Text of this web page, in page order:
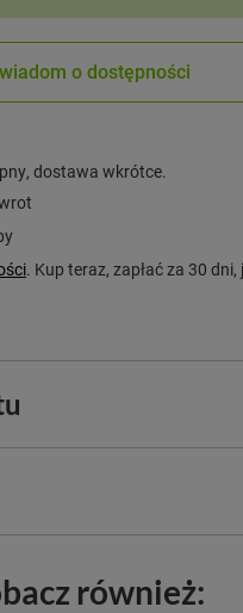
o dostępności
dostawa wkrótce
. Kup teraz, zapłać za 30 dni,
również: